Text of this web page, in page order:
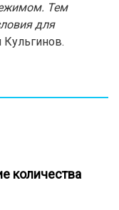
Тем
для
Кульгинов.
количества